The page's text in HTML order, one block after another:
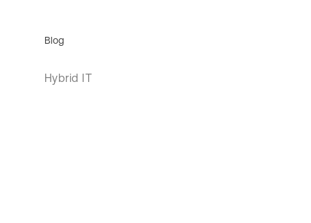
Blog
Hybrid IT